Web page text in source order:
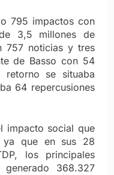
795 impactos con
3,5 millones de
757 noticias y tres
de Basso con 54
se situaba
64 repercusiones
impacto social que
ya que en sus 28
los principales
generado 368.327